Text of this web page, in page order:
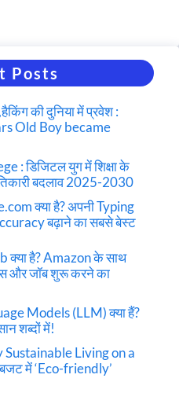
Posts
की दुनिया में प्रवेश :
Old Boy became
: डिजिटल युग में शिक्षा के
बदलाव 2025-2030
क्या है? अपनी Typing
बढ़ाने का सबसे बेस्ट
क्या है? Amazon के साथ
और जॉब शुरू करने का
Models (LLM) क्या हैं?
शब्दों में!
Living on a
में ‘Eco-friendly’